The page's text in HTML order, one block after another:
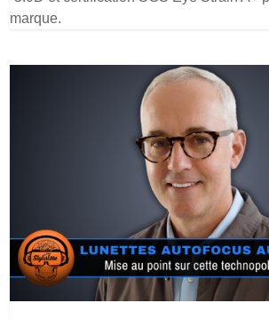
marque.